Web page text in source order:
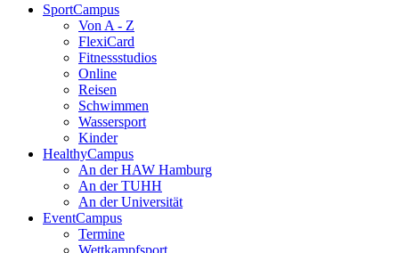
SportCampus
Von A - Z
FlexiCard
Fitnessstudios
Online
Reisen
Schwimmen
Wassersport
Kinder
HealthyCampus
An der HAW Hamburg
An der TUHH
An der Universität
EventCampus
Termine
Wettkampfsport